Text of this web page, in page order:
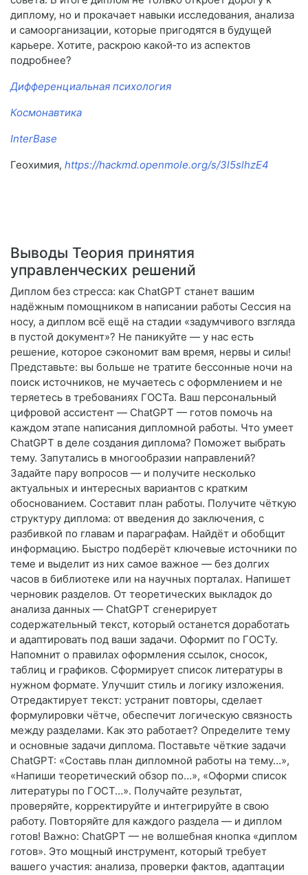
диплому, но и прокачает навыки исследования, анализа
и самоорганизации, которые пригодятся в будущей
карьере. Хотите, раскрою какой‑то из аспектов
подробнее?
Дифференциальная психология
Космонавтика
InterBase
Геохимия, https://hackmd.openmole.org/s/3l5slhzE4
Выводы Теория принятия
управленческих решений
Диплом без стресса: как ChatGPT станет вашим
надёжным помощником в написании работы Сессия на
носу, а диплом всё ещё на стадии «задумчивого взгляда
в пустой документ»? Не паникуйте — у нас есть
решение, которое сэкономит вам время, нервы и силы!
Представьте: вы больше не тратите бессонные ночи на
поиск источников, не мучаетесь с оформлением и не
теряетесь в требованиях ГОСТа. Ваш персональный
цифровой ассистент — ChatGPT — готов помочь на
каждом этапе написания дипломной работы. Что умеет
ChatGPT в деле создания диплома? Поможет выбрать
тему. Запутались в многообразии направлений?
Задайте пару вопросов — и получите несколько
актуальных и интересных вариантов с кратким
обоснованием. Составит план работы. Получите чёткую
структуру диплома: от введения до заключения, с
разбивкой по главам и параграфам. Найдёт и обобщит
информацию. Быстро подберёт ключевые источники по
теме и выделит из них самое важное — без долгих
часов в библиотеке или на научных порталах. Напишет
черновик разделов. От теоретических выкладок до
анализа данных — ChatGPT сгенерирует
содержательный текст, который останется доработать
и адаптировать под ваши задачи. Оформит по ГОСТу.
Напомнит о правилах оформления ссылок, сносок,
таблиц и графиков. Сформирует список литературы в
нужном формате. Улучшит стиль и логику изложения.
Отредактирует текст: устранит повторы, сделает
формулировки чётче, обеспечит логическую связность
между разделами. Как это работает? Определите тему
и основные задачи диплома. Поставьте чёткие задачи
ChatGPT: «Составь план дипломной работы на тему…»,
«Напиши теоретический обзор по…», «Оформи список
литературы по ГОСТ…». Получайте результат,
проверяйте, корректируйте и интегрируйте в свою
работу. Повторяйте для каждого раздела — и диплом
готов! Важно: ChatGPT — не волшебная кнопка «диплом
готов». Это мощный инструмент, который требует
вашего участия: анализа, проверки фактов, адаптации